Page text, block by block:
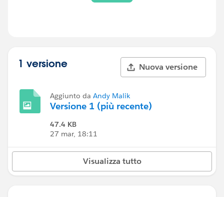
1 versione Nuova versione
Aggiunto da Andy Malik
Versione 1 (più recente)
47.4 KB
27 mar, 18:11
Visualizza tutto